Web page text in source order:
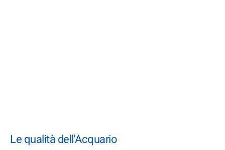
Le qualità dell'Acquario